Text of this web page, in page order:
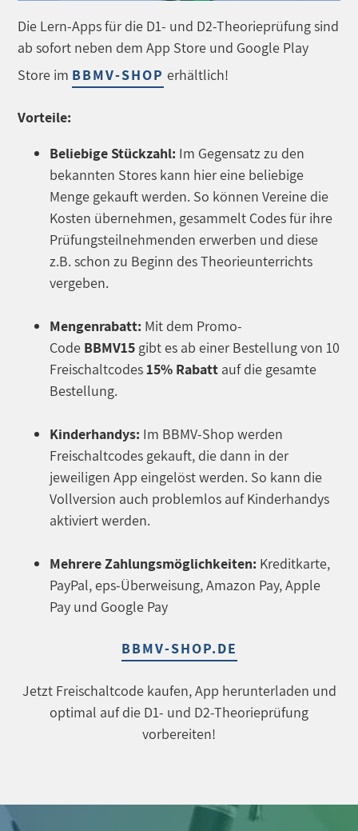
Die Lern-Apps für die D1- und D2-Theorieprüfung sind
ab sofort neben dem App Store und Google Play
Store im BBMV-SHOP erhältlich!
Vorteile:
Beliebige Stückzahl: Im Gegensatz zu den
bekannten Stores kann hier eine beliebige
Menge gekauft werden. So können Vereine die
Kosten übernehmen, gesammelt Codes für ihre
Prüfungsteilnehmenden erwerben und diese
z.B. schon zu Beginn des Theorieunterrichts
vergeben.
Mengenrabatt: Mit dem Promo-
Code BBMV15 gibt es ab einer Bestellung von 10
Freischaltcodes15% Rabatt auf die gesamte
Bestellung.
Kinderhandys: Im BBMV-Shop werden
Freischaltcodes gekauft, die dann in der
jeweiligen App eingelöst werden. So kann die
Vollversion auch problemlos auf Kinderhandys
aktiviert werden.
Mehrere Zahlungsmöglichkeiten: Kreditkarte,
PayPal, eps-Überweisung, Amazon Pay, Apple
Pay und Google Pay
BBMV-SHOP.DE
Jetzt Freischaltcode kaufen, App herunterladen und
optimal auf die D1- und D2-Theorieprüfung
vorbereiten!